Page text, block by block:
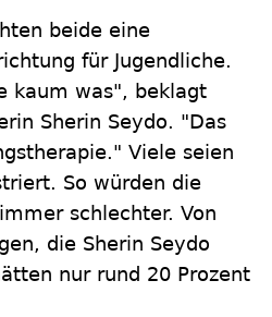
beide eine
für Jugendliche.
kaum was", beklagt
Sherin Seydo. "Das
Viele seien
So würden die
schlechter. Von
die Sherin Seydo
nur rund 20 Prozent